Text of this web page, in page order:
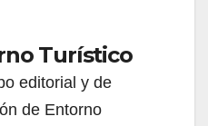
Turístico
editorial y de
de Entorno